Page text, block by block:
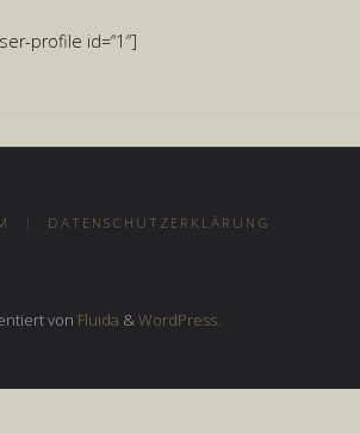
profile id=“1″]
| DATENSCHUTZERKLÄRUNG
von Fluida & WordPress.